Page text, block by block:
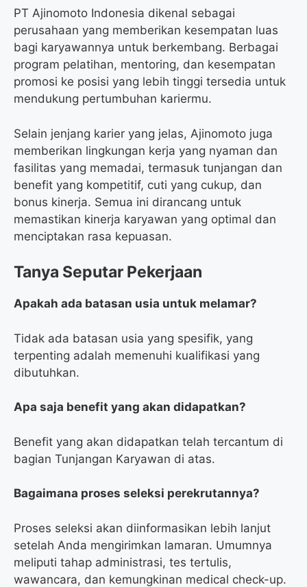
PT Ajinomoto Indonesia dikenal sebagai
perusahaan yang memberikan kesempatan luas
bagi karyawannya untuk berkembang. Berbagai
program pelatihan, mentoring, dan kesempatan
promosi ke posisi yang lebih tinggi tersedia untuk
mendukung pertumbuhan kariermu.
Selain jenjang karier yang jelas, Ajinomoto juga
memberikan lingkungan kerja yang nyaman dan
fasilitas yang memadai, termasuk tunjangan dan
benefit yang kompetitif, cuti yang cukup, dan
bonus kinerja. Semua ini dirancang untuk
memastikan kinerja karyawan yang optimal dan
menciptakan rasa kepuasan.
Tanya Seputar Pekerjaan
Apakah ada batasan usia untuk melamar?
Tidak ada batasan usia yang spesifik, yang
terpenting adalah memenuhi kualifikasi yang
dibutuhkan.
Apa saja benefit yang akan didapatkan?
Benefit yang akan didapatkan telah tercantum di
bagian Tunjangan Karyawan di atas.
Bagaimana proses seleksi perekrutannya?
Proses seleksi akan diinformasikan lebih lanjut
setelah Anda mengirimkan lamaran. Umumnya
meliputi tahap administrasi, tes tertulis,
wawancara, dan kemungkinan medical check-up.